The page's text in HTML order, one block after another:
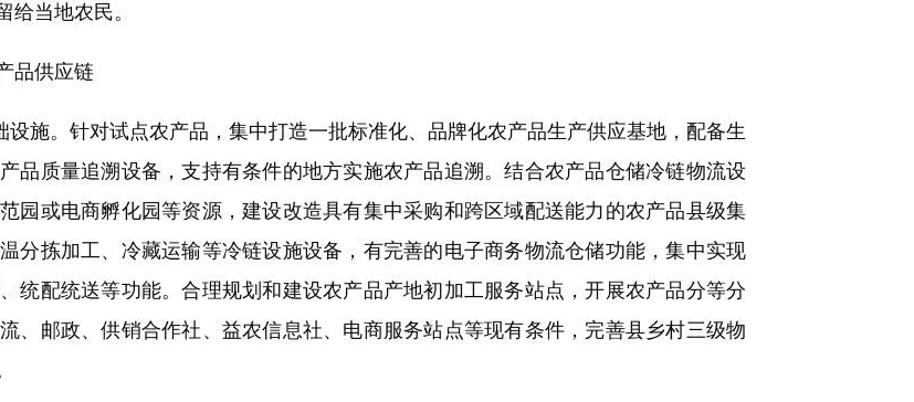
当地农民。
品供应链
。针对试点农产品，集中打造一批标准化、品牌化农产品生产供应基地，配备生
品质量追溯设备，支持有条件的地方实施农产品追溯。结合农产品仓储冷链物流设
园或电商孵化园等资源，建设改造具有集中采购和跨区域配送能力的农产品县级集
分拣加工、冷藏运输等冷链设施设备，有完善的电子商务物流仓储功能，集中实现
统配统送等功能。合理规划和建设农产品产地初加工服务站点，开展农产品分等分
、邮政、供销合作社、益农信息社、电商服务站点等现有条件，完善县乡村三级物